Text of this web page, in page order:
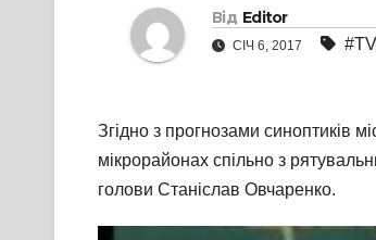
Від Editor
СІЧ 6, 2017 #TV
Згідно з прогнозами синоптиків
мікрорайонах спільно з
голови Станіслав Овчаренко.